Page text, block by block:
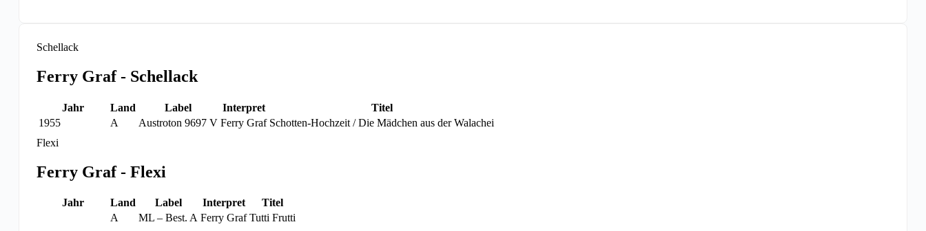
Schellack
Ferry Graf - Schellack
Jahr Land Label Interpret
Titel
1955
A Austroton 9697 V Ferry Graf Schotten-Hochzeit / Die Mädchen aus der Walachei
Flexi
Ferry Graf - Flexi
Jahr Land Label Interpret
Titel
A
ML ‎– Best. A Ferry Graf Tutti Frutti